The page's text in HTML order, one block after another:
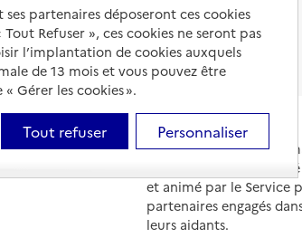
Fin de vie en EHPAD
Portail national
et de leurs proches,
et animé par le Service
partenaires engagés
leurs aidants.
partenaires déposeront ces cookies
Refuser », ces cookies ne seront pas
l’implantation de cookies auxquels
de 13 mois et vous pouvez être
Gérer les cookies ».
Tout refuser Personnaliser